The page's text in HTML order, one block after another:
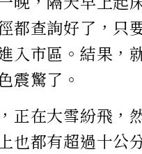
都查詢好了，只
入市區。結果，
震驚了。
正在大雪紛飛，
也都有超過十公